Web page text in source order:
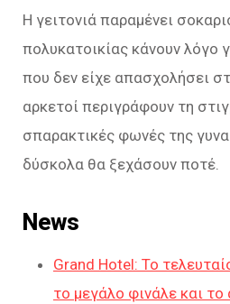
Η γειτονιά παραμένει
πολυκατοικίας κάνουν λόγο
που δεν είχε απασχολήσει
αρκετοί περιγράφουν τη
σπαρακτικές φωνές της
δύσκολα θα ξεχάσουν ποτέ.
News
Grand Hotel: Το
το μεγάλο φινάλε και